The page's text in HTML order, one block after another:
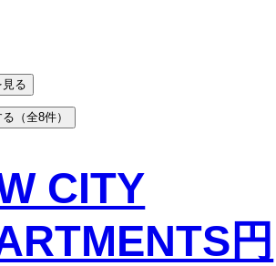
る
る（全8件）
CITY
円